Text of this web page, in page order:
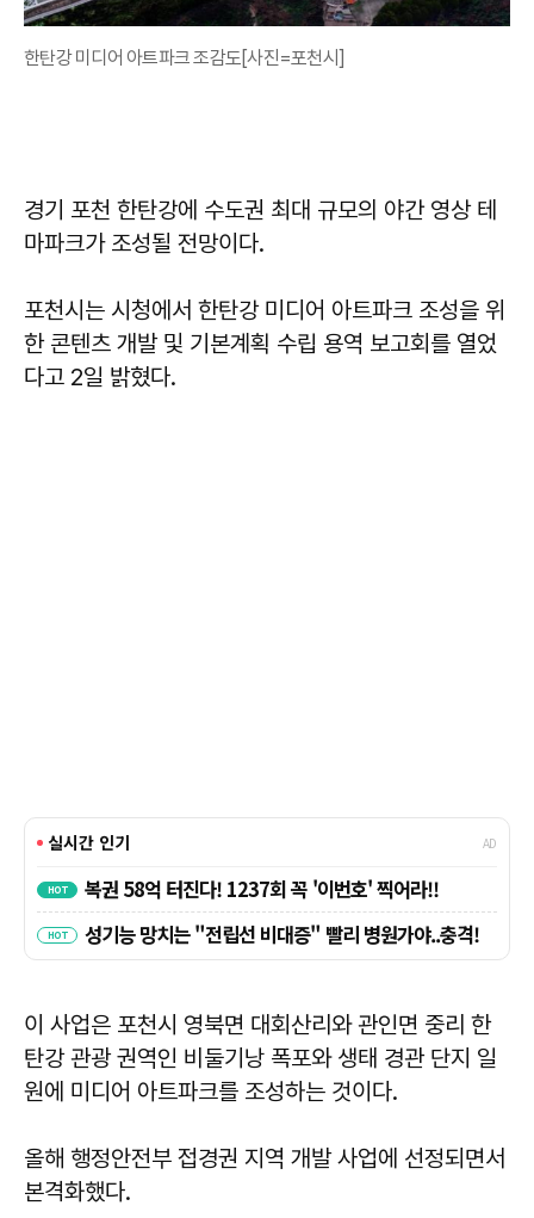
한탄강 미디어 아트파크 조감도[사진=포천시]
경기 포천 한탄강에 수도권 최대 규모의 야간 영상 테
마파크가 조성될 전망이다.
포천시는 시청에서 한탄강 미디어 아트파크 조성을 위
한 콘텐츠 개발 및 기본계획 수립 용역 보고회를 열었
다고 2일 밝혔다.
이 사업은 포천시 영북면 대회산리와 관인면 중리 한
탄강 관광 권역인 비둘기낭 폭포와 생태 경관 단지 일
원에 미디어 아트파크를 조성하는 것이다.
올해 행정안전부 접경권 지역 개발 사업에 선정되면서
본격화했다.